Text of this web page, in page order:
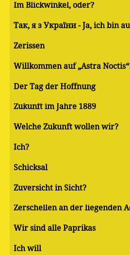
Im Blickwinkel, oder?
Так, я з України - Ja, ich bin
Zerissen
Willkommen auf „Astra
Der Tag der Hoffnung
Zukunft im Jahre 1889
Welche Zukunft wollen wir?
Ich?
Schicksal
Zuversicht in Sicht?
Zerschellen an der liegenden
Wir sind alle Paprikas
Ich will